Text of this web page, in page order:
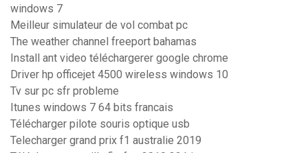
windows 7
Meilleur simulateur de vol combat pc
The weather channel freeport bahamas
Install ant video téléchargerer google chrome
Driver hp officejet 4500 wireless windows 10
Tv sur pc sfr probleme
Itunes windows 7 64 bits francais
Télécharger pilote souris optique usb
Telecharger grand prix f1 australie 2019